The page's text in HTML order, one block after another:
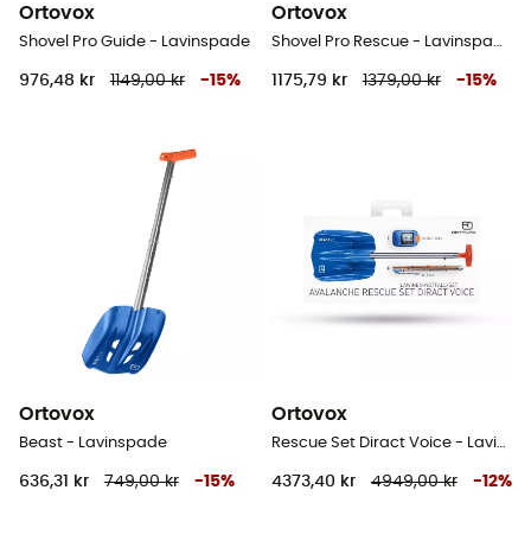
Ortovox
Shovel Pro Guide - Lavinspade
976,48 kr 1149,00 kr -15%
Ortovox
Shovel Pro Rescue - Lavinspade
1175,79 kr 1379,00 kr -15%
Ortovox
Beast - Lavinspade
636,31 kr 749,00 kr -15%
Ortovox
Rescue Set Diract Voice - Lavinsökare-set
4373,40 kr 4949,00 kr -12%